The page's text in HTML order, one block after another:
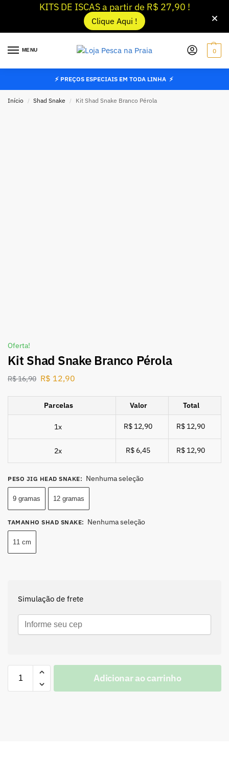
KITS DE ISCAS a partir de R$ 27,90 !
Clique Aqui !
MENU 0
⚡ PREÇOS ESPECIAIS EM TODA LINHA ⚡
Início / Shad Snake / Kit Shad Snake Branco Pérola
Oferta!
Kit Shad Snake Branco Pérola
R$16,90 R$ 12,90
Parcelas Valor Total
1x R$ 12,90 R$ 12,90
2x R$ 6,45 R$ 12,90
PESO JIG HEAD SNAKE: Nenhuma seleção
9 gramas 12 gramas
TAMANHO SHAD SNAKE: Nenhuma seleção
11 cm
Simulação de frete
Adicionar ao carrinho